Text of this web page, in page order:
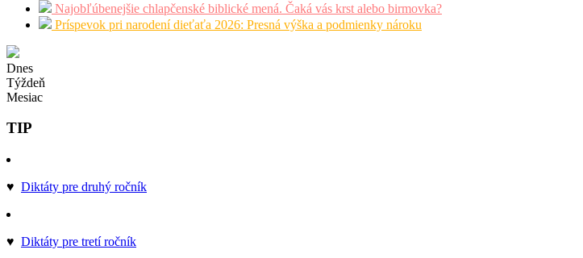
Najobľúbenejšie chlapčenské biblické mená. Čaká vás krst alebo birmovka?
Príspevok pri narodení dieťaťa 2026: Presná výška a podmienky nároku
Dnes
Týždeň
Mesiac
TIP
♥ Diktáty pre druhý ročník
♥ Diktáty pre tretí ročník